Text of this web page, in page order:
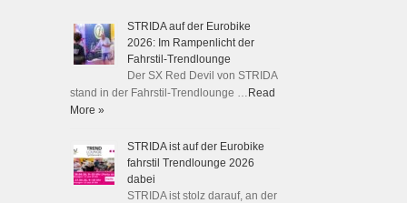
STRIDA auf der Eurobike
2026: Im Rampenlicht der
Fahrstil-Trendlounge
Der SX Red Devil von STRIDA
stand in der Fahrstil-Trendlounge … Read
More »
STRIDA ist auf der Eurobike
fahrstil Trendlounge 2026
dabei
STRIDA ist stolz darauf, an der